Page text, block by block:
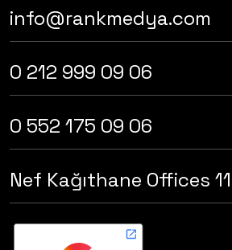
info@rankmedya.com
0 212 999 09 06
0 552 175 09 06
Nef Kağıthane Offices